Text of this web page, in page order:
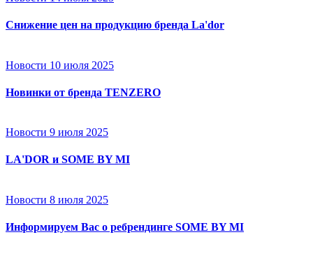
Снижение цен на продукцию бренда La'dor
Новости 10 июля 2025
Новинки от бренда TENZERO
Новости 9 июля 2025
LA'DOR и SOME BY MI
Новости 8 июля 2025
Информируем Вас о ребрендинге SOME BY MI